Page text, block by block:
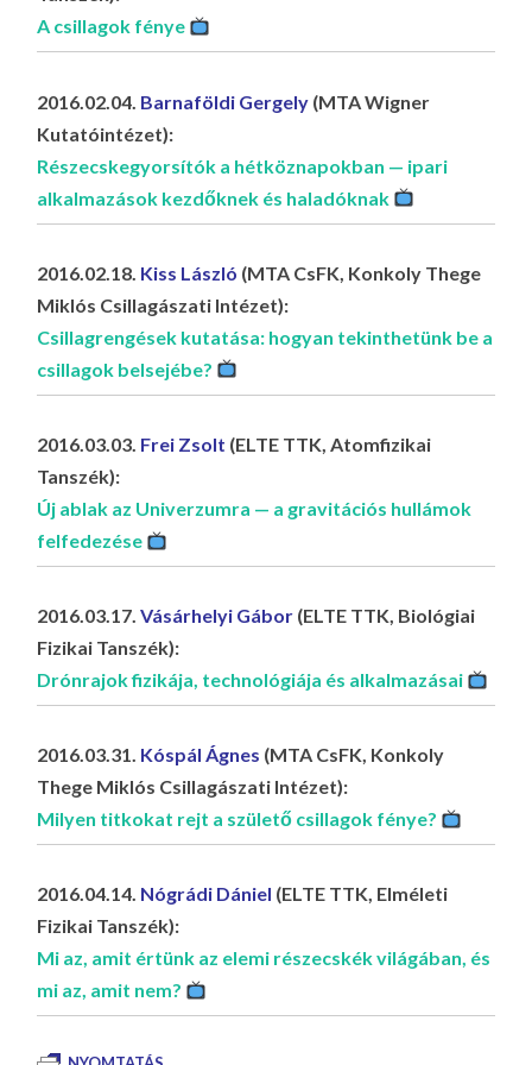
A csillagok fénye
2016.02.04. Barnaföldi Gergely (MTA Wigner
Kutatóintézet):
Részecskegyorsítók a hétköznapokban — ipari
alkalmazások kezdőknek és haladóknak
2016.02.18. Kiss László (MTA CsFK, Konkoly Thege
Miklós Csillagászati Intézet):
Csillagrengések kutatása: hogyan tekinthetünk be a
csillagok belsejébe?
2016.03.03. Frei Zsolt (ELTE TTK, Atomfizikai
Tanszék):
Új ablak az Univerzumra — a gravitációs hullámok
felfedezése
2016.03.17.Vásárhelyi Gábor (ELTE TTK, Biológiai
Fizikai Tanszék):
Drónrajok fizikája, technológiája és alkalmazásai
2016.03.31. Kóspál Ágnes (MTA CsFK, Konkoly
Thege Miklós Csillagászati Intézet):
Milyen titkokat rejt a születő csillagok fénye?
2016.04.14. Nógrádi Dániel (ELTE TTK, Elméleti
Fizikai Tanszék):
Mi az, amit értünk az elemi részecskék világában, és
mi az, amit nem?